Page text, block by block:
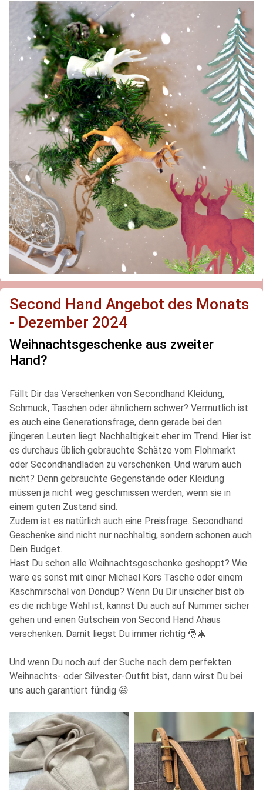
Second Hand Angebot des Monats
- Dezember 2024
Weihnachtsgeschenke aus zweiter
Hand?
Fällt Dir das Verschenken von Secondhand Kleidung,
Schmuck, Taschen oder ähnlichem schwer? Vermutlich ist
es auch eine Generationsfrage, denn gerade bei den
jüngeren Leuten liegt Nachhaltigkeit eher im Trend. Hier ist
es durchaus üblich gebrauchte Schätze vom Flohmarkt
oder Secondhandladen zu verschenken. Und warum auch
nicht? Denn gebrauchte Gegenstände oder Kleidung
müssen ja nicht weg geschmissen werden, wenn sie in
einem guten Zustand sind.
Zudem ist es natürlich auch eine Preisfrage. Secondhand
Geschenke sind nicht nur nachhaltig, sondern schonen auch
Dein Budget.
Hast Du schon alle Weihnachtsgeschenke geshoppt? Wie
wäre es sonst mit einer Michael Kors Tasche oder einem
Kaschmirschal von Dondup? Wenn Du Dir unsicher bist ob
es die richtige Wahl ist, kannst Du auch auf Nummer sicher
gehen und einen Gutschein von Second Hand Ahaus
verschenken. Damit liegst Du immer richtig 🎅🎄
Und wenn Du noch auf der Suche nach dem perfekten
Weihnachts- oder Silvester-Outfit bist, dann wirst Du bei
uns auch garantiert fündig 😃